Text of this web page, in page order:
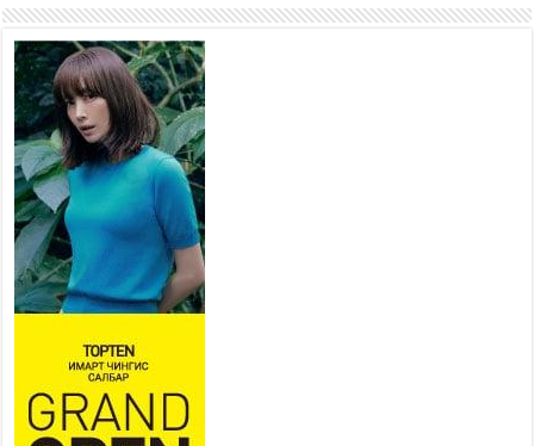
газрын хуралдаанд
2026 оны 8 сар 6 / 16 цаг 34 минут
УИХ-ын дарга С.Бямбацогт
төрийг төлөөлөн Сутай
хайрхны тэнгэрийг тахих
төрийн тахилгад оролцлоо
2026 оны 8 сар 6 / 16 цаг 30 минут
Байнгын хорооны дарга Г.Тэмүүлэн тэргүүтэй
УИХ-ын гишүүд БНСУ-ын Үндэсний Ассамблейн
гишүүдийг хүлээн авч уулзав
2026 оны 8 сар 6 / 16 цаг 24 минут
ТЭЗҮ-ийг боловсруулах ажил 90 хувийн
гүйцэтгэлтэй байна
2026 оны 8 сар 6 / 14 цаг 14 минут
Татварын өрийг барагдуулахдаа орлогын 30